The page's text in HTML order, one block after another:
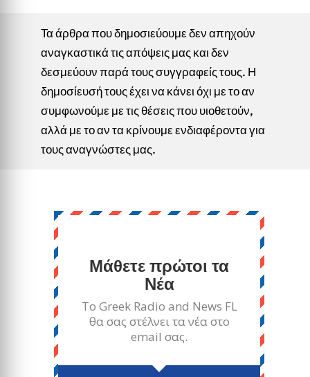
Τα άρθρα που δημοσιεύουμε δεν απηχούν
αναγκαστικά τις απόψεις μας και δεν
δεσμεύουν παρά τους συγγραφείς τους. Η
δημοσίευσή τους έχει να κάνει όχι με το αν
συμφωνούμε με τις θέσεις που υιοθετούν,
αλλά με το αν τα κρίνουμε ενδιαφέροντα για
τους αναγνώστες μας.
Μάθετε πρώτοι τα
Νέα
Το Greek Radio and News FL
θα σας στέλνει τα νέα στο
email σας.